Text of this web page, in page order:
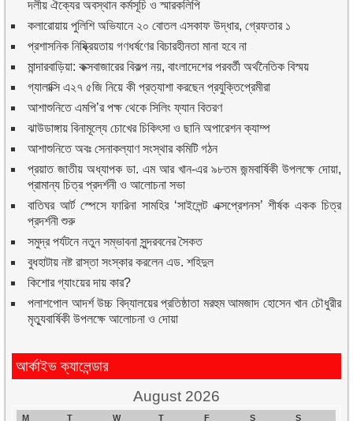
দলীয় ঐক্যের অবস্থান কর্মসূচি ও স্মারকলিপি
কলারোয়ায় পুলিশি অভিযানে ২০ বোতল এসকাফ উদ্ধার, গ্রেফতার ১
প্রশাসনিক নিষ্ক্রিয়তায় গণধর্ষণের বিচারহীনতা মানা হবে না
মান্দারবাড়িয়া: কক্সবাজারের বিকল্প নয়, বাংলাদেশের পরবর্তী অর্থনৈতিক বিস্ময়
গ্যালাক্সি এ২৭ ৫জি নিয়ে কী প্রত্যাশা করছেন প্রযুক্তিপ্রেমীরা
আশাশুনিতে এমপি’র পক্ষ থেকে সিলিং ফ্যান বিতরণ
ঝাউডাঙ্গায় বিনামূল্যে চোখের চিকিৎসা ও ছানি অপারেশন ক্যাম্প
আশাশুনিতে অবঃ সেনাকল্যাণ সংস্থার কমিটি গঠন
প্রয়াত জাতীয় অধ্যাপক ডা. এম আর খান-এর ৯৮তম জন্মবার্ষিকী উপলক্ষে দোয়া,
প্রামান্য চিত্র প্রদর্শনী ও আলোচনা সভা
বাতিঘর আর্ট স্পেসে ফারিনা সামহির ‘সাইলেন্ট এক্সপ্রেশনস’ শীর্ষক একক চিত্র
প্রদর্শনী শুরু
সমুদ্র পর্যটনে নতুন সম্ভাবনা সুন্দরবনের সৈকত
বুধহাটায় নষ্ট রাস্তা সংস্কার করলেন এড. শহিদুল
কিশোর গ্যাংয়ের দায় কার?
পলাশপোল আদর্শ উচ্চ বিদ্যালয়ের প্রতিষ্ঠাতা মরহুম আমজাদ হোসেন খান চৌধুরীর
মৃত্যুবার্ষিকী উপলক্ষে আলোচনা ও দোয়া
আর্কাইভ ক্যালেন্ডার
August 2026
M T W T F S
S